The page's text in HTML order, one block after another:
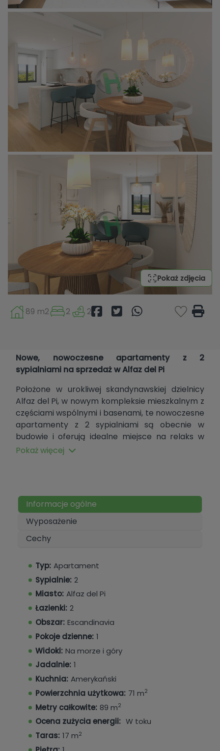
Pokaż zdjęcia
89 m2 2 2
Nowe, nowoczesne apartamenty z 2
sypialniami na sprzedaż w Alfaz del Pi
Położone w urokliwej skandynawskiej dzielnicy
Alfaz del Pi, w nowym kompleksie mieszkalnym z
częściami wspólnymi i basenami, te nowoczesne
apartamenty z 2 sypialniami są obecnie w
budowie i oferują idealne miejsce na relaks w
pięknej prowincji Alicante. Apartamenty te,
życia w spokojnej i dobrze skomunikowanej
okolicy.
Szczegóły apartamentu
Dzięki zróżnicowanym powierzchniom i
apartamenty te są praktycznie i funkcjonalnie
zaprojektowane. Oferują przytulne salony
połączone z eleganckimi, otwartymi kuchniami,
idealnymi do wspólnego spędzania czasu.
Ponadto, domy te posiadają dwie przestronne
przestrzeń dla rodzin lub osób pragnących
komfortowo gościć gości.
Przestrzenie zewnętrzne
Jedną z głównych zalet tych domów są tarasy,
solaria i ogrody o różnej powierzchni, gdzie
można odpocząć i cieszyć się ciepłym
śródziemnomorskim słońcem. Dzięki południowej
orientacji, te przestrzenie stają się idealnym
Pokaż więcej
Informacje ogólne
Wyposażenie
Cechy
Typ: Apartament
Sypialnie: 2
Miasto: Alfaz del Pi
Łazienki: 2
Obszar: Escandinavia
Pokoje dzienne: 1
Widoki: Na morze i góry
Jadalnie: 1
Kuchnia: Amerykański
Powierzchnia użytkowa: 71 m2
Metry całkowite: 89 m2
Ocena zużycia energii: W toku
Taras: 17 m2